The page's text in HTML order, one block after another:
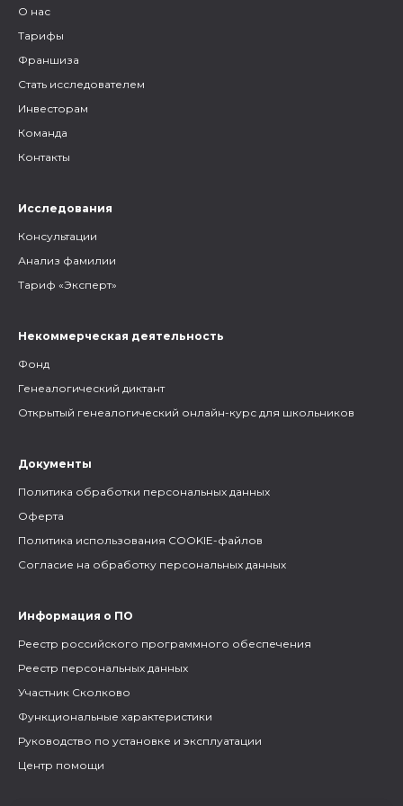
О нас
Тарифы
Франшиза
Стать исследователем
Инвесторам
Команда
Контакты
Исследования
Консультации
Анализ фамилии
Тариф «Эксперт»
Некоммерческая деятельность
Фонд
Генеалогический диктант
Открытый генеалогический онлайн-курс для школьников
Документы
Политика обработки персональных данных
Оферта
Политика использования COOKIE-файлов
Согласие на обработку персональных данных
Информация о ПО
Реестр российского программного обеспечения
Реестр персональных данных
Участник Сколково
Функциональные характеристики
Руководство по установке и эксплуатации
Центр помощи